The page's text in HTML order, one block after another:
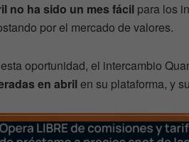
no ha sido un mes fácil para los
por el mercado de valores.
oportunidad, el intercambio
en abrilen su plataforma, y